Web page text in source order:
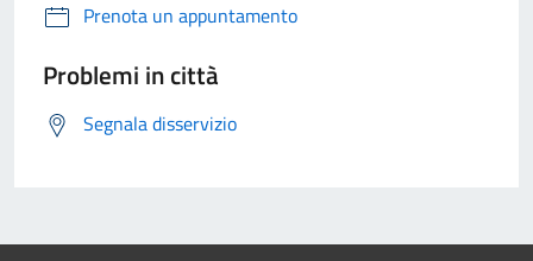
Prenota un appuntamento
Problemi in città
Segnala disservizio